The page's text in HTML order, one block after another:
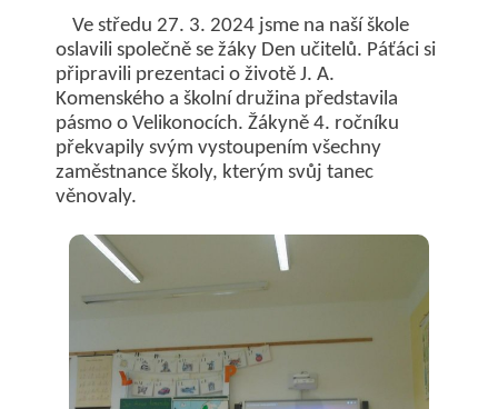
Ve středu 27. 3. 2024 jsme na naší škole
oslavili společně se žáky Den učitelů. Páťáci si
připravili prezentaci o životě J. A.
Komenského a školní družina představila
pásmo o Velikonocích. Žákyně 4. ročníku
překvapily svým vystoupením všechny
zaměstnance školy, kterým svůj tanec
věnovaly.